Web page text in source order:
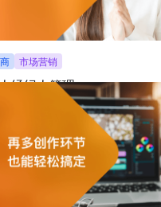
，实
市场营销
经纪人管理
纪人视图分类，便于数据查询，还